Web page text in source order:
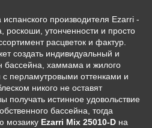
производителя Ezarri -
роскоши, утонченности и просто
расцветок и фактур.
создать индивидуальный и
бассейна, хаммама и жилого
перламутровыми оттенками и
никого не оставят
получать истинное удовольствие
бассейна, тогда
мозаику Ezarri Mix 25010-D на